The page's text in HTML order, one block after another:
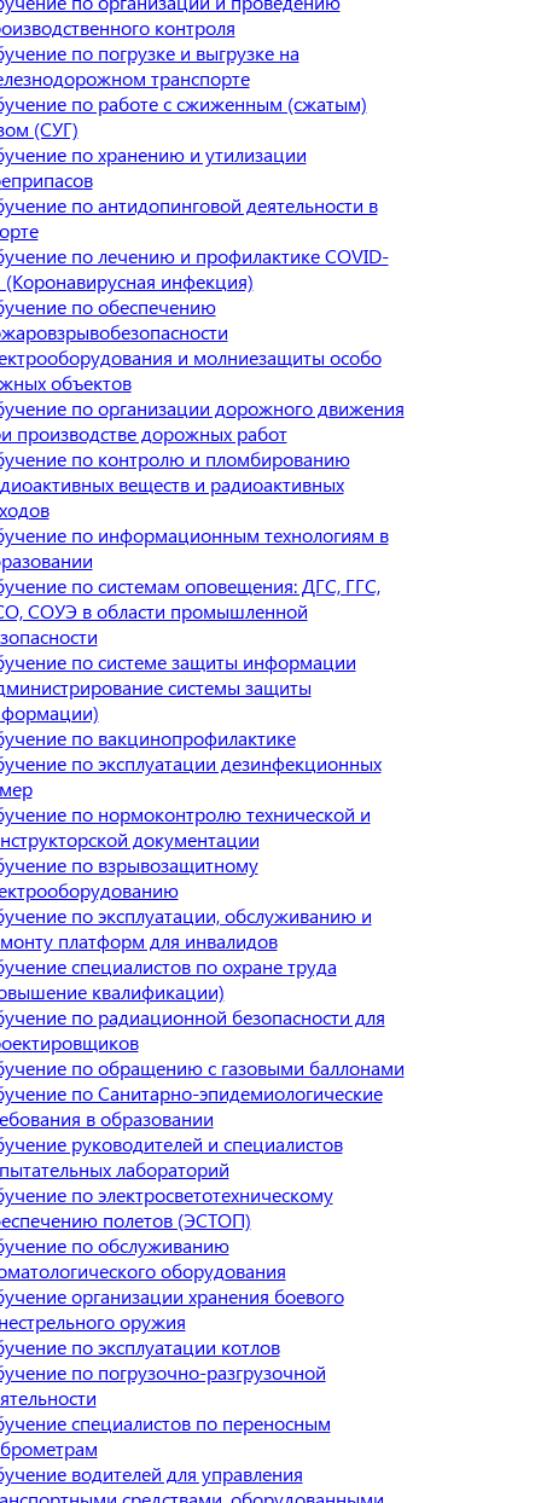
контроля
по погрузке и выгрузке на
транспорте
по работе с сжиженным (сжатым)
(СУГ)
по хранению и утилизации
по антидопинговой деятельности в
по лечению и профилактике COVID-
(Коронавирусная инфекция)
по обеспечению
и молниезащиты особо
объектов
по организации дорожного движения
производстве дорожных работ
по контролю и пломбированию
веществ и радиоактивных
по информационным технологиям в
по системам оповещения: ДГС, ГГС,
СОУЭ в области промышленной
по системе защиты информации
системы защиты
по вакцинопрофилактике
по эксплуатации дезинфекционных
по нормоконтролю технической и
документации
по взрывозащитному
по эксплуатации, обслуживанию и
платформ для инвалидов
специалистов по охране труда
квалификации)
по радиационной безопасности для
по обращению с газовыми баллонами
по Санитарно-эпидемиологические
в образовании
руководителей и специалистов
лабораторий
по электросветотехническому
полетов (ЭСТОП)
по обслуживанию
оборудования
организации хранения боевого
оружия
по эксплуатации котлов
по погрузочно-разгрузочной
специалистов по переносным
водителей для управления